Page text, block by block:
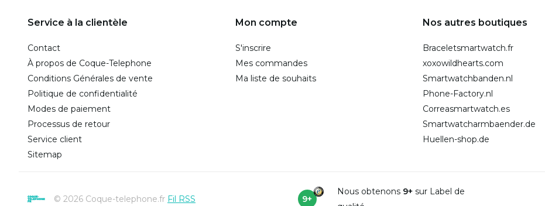
Service à la clientèle
Contact
À propos de Coque-Telephone
Conditions Générales de vente
Politique de confidentialité
Modes de paiement
Processus de retour
Service client
Sitemap
Mon compte
S'inscrire
Mes commandes
Ma liste de souhaits
Nos autres boutiques
Braceletsmartwatch.fr
xoxowildhearts.com
Smartwatchbanden.nl
Phone-Factory.nl
Correasmartwatch.es
Smartwatcharmbaender.de
Huellen-shop.de
© 2026 Coque-telephone.fr Fil RSS 9+
Nous obtenons 9+sur Label de